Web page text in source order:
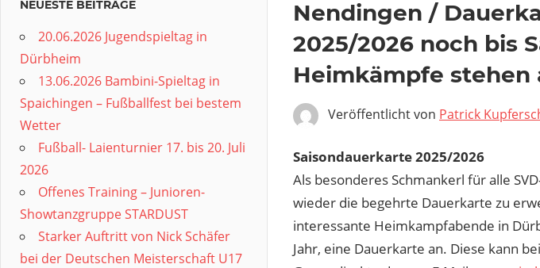
Nendingen /
2025/2026 noch bis
Heimkämpfe
Veröffentlicht von Patrick
Saisondauerkarte 2025/2026
Als besonderes Schmankerl für alle
wieder die begehrte Dauerkarte zu
interessante Heimkampfabende in
Jahr, eine Dauerkarte an. Diese kann
NEUESTE BEITRÄGE
20.06.2026 Jugendspieltag in
Dürbheim
13.06.2026 Bambini-Spieltag in
Spaichingen – Fußballfest bei bestem
Wetter
Fußball- Laienturnier 17. bis 20. Juli
2026
Offenes Training – Junioren-
Showtanzgruppe STARDUST
Starker Auftritt von Nick Schäfer
bei der Deutschen Meisterschaft U17